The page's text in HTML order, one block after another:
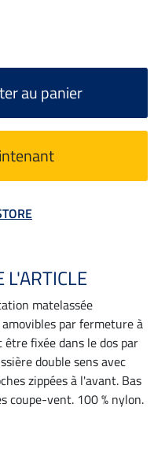
au panier
L'ARTICLE
matelassée
par fermeture à
fixée dans le dos par
double sens avec
zippées à l'avant. Bas
coupe-vent. 100 % nylon.